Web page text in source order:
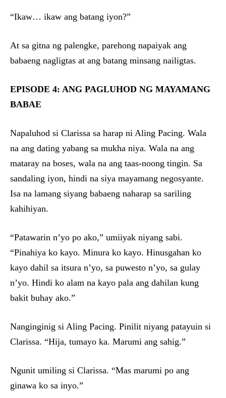
“Ikaw… ikaw ang batang iyon?”
At sa gitna ng palengke, parehong napaiyak ang
babaeng nagligtas at ang batang minsang nailigtas.
EPISODE 4: ANG PAGLUHOD NG MAYAMANG
BABAE
Napaluhod si Clarissa sa harap ni Aling Pacing. Wala
na ang dating yabang sa mukha niya. Wala na ang
mataray na boses, wala na ang taas-noong tingin. Sa
sandaling iyon, hindi na siya mayamang negosyante.
Isa na lamang siyang babaeng naharap sa sariling
kahihiyan.
“Patawarin n’yo po ako,” umiiyak niyang sabi.
“Pinahiya ko kayo. Minura ko kayo. Hinusgahan ko
kayo dahil sa itsura n’yo, sa puwesto n’yo, sa gulay
n’yo. Hindi ko alam na kayo pala ang dahilan kung
bakit buhay ako.”
Nanginginig si Aling Pacing. Pinilit niyang patayuin si
Clarissa. “Hija, tumayo ka. Marumi ang sahig.”
Ngunit umiling si Clarissa. “Mas marumi po ang
ginawa ko sa inyo.”